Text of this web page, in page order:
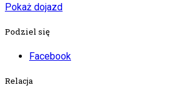
Pokaż dojazd
Podziel się
Facebook
Relacja